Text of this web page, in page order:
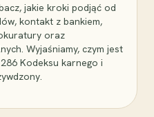
jakie kroki podjąć od
kontakt z bankiem,
oraz
Wyjaśniamy, czym jest
Kodeksu karnego i